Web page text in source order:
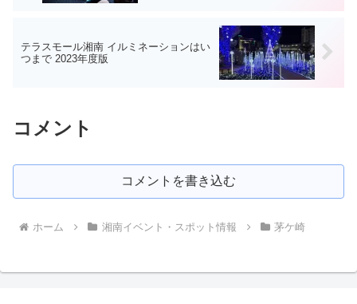
テラスモール湘南 イルミネーションはい
つまで 2023年度版
コメント
コメントを書き込む
ホーム 湘南イベント・スポット情報 茅ケ崎